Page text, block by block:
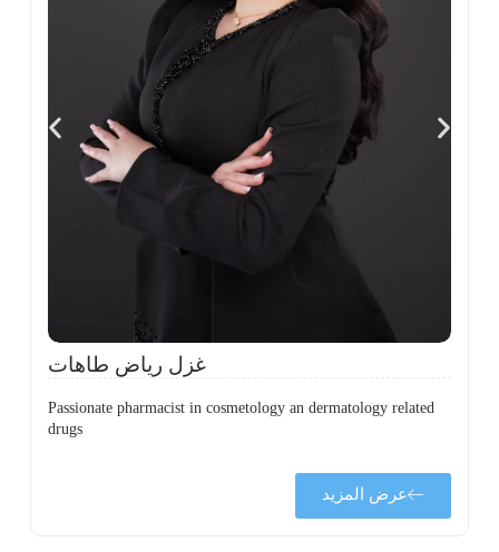
غزل رياض طاهات
Passionate pharmacist in cosmetology an dermatology related
drugs
عرض المزيد